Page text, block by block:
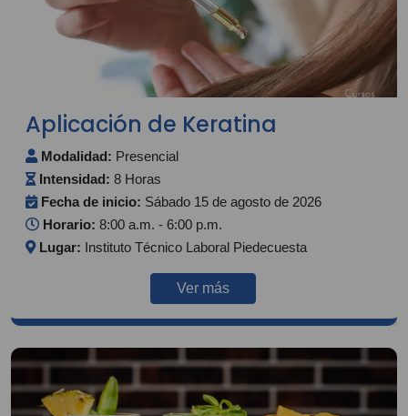
Aplicación de Keratina
Modalidad: Presencial
Intensidad: 8 Horas
Fecha de inicio: Sábado 15 de agosto de 2026
Horario: 8:00 a.m. - 6:00 p.m.
Lugar: Instituto Técnico Laboral Piedecuesta
Ver más